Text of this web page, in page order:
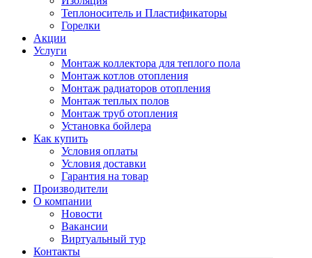
Теплоноситель и Пластификаторы
Горелки
Акции
Услуги
Монтаж коллектора для теплого пола
Монтаж котлов отопления
Монтаж радиаторов отопления
Монтаж теплых полов
Монтаж труб отопления
Установка бойлера
Как купить
Условия оплаты
Условия доставки
Гарантия на товар
Производители
О компании
Новости
Вакансии
Виртуальный тур
Контакты